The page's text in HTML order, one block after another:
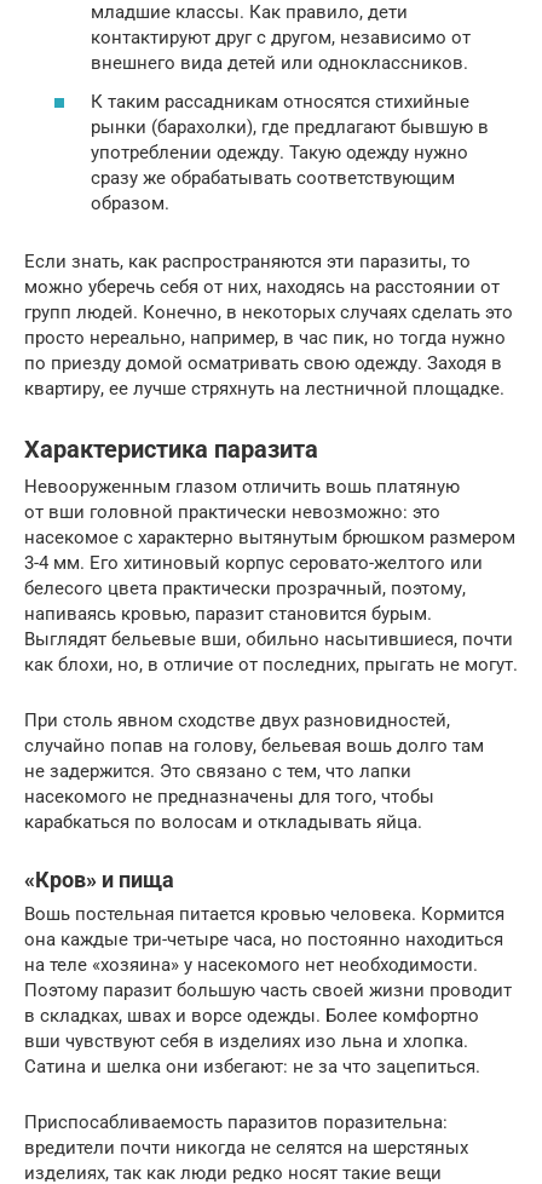
младшие классы. Как правило, дети
контактируют друг с другом, независимо от
внешнего вида детей или одноклассников.
К таким рассадникам относятся стихийные
рынки (барахолки), где предлагают бывшую в
употреблении одежду. Такую одежду нужно
сразу же обрабатывать соответствующим
образом.
Если знать, как распространяются эти паразиты, то
можно уберечь себя от них, находясь на расстоянии от
групп людей. Конечно, в некоторых случаях сделать это
просто нереально, например, в час пик, но тогда нужно
по приезду домой осматривать свою одежду. Заходя в
квартиру, ее лучше стряхнуть на лестничной площадке.
Характеристика паразита
Невооруженным глазом отличить вошь платяную
от вши головной практически невозможно: это
насекомое с характерно вытянутым брюшком размером
3-4 мм. Его хитиновый корпус серовато-желтого или
белесого цвета практически прозрачный, поэтому,
напиваясь кровью, паразит становится бурым.
Выглядят бельевые вши, обильно насытившиеся, почти
как блохи, но, в отличие от последних, прыгать не могут.
При столь явном сходстве двух разновидностей,
случайно попав на голову, бельевая вошь долго там
не задержится. Это связано с тем, что лапки
насекомого не предназначены для того, чтобы
карабкаться по волосам и откладывать яйца.
«Кров» и пища
Вошь постельная питается кровью человека. Кормится
она каждые три-четыре часа, но постоянно находиться
на теле «хозяина» у насекомого нет необходимости.
Поэтому паразит большую часть своей жизни проводит
в складках, швах и ворсе одежды. Более комфортно
вши чувствуют себя в изделиях изо льна и хлопка.
Сатина и шелка они избегают: не за что зацепиться.
Приспосабливаемость паразитов поразительна:
вредители почти никогда не селятся на шерстяных
изделиях, так как люди редко носят такие вещи